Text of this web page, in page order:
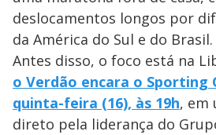
deslocamentos longos por
da América do Sul e do Brasil.
Antes disso, o foco está na
o Verdão encara o Sporting
quinta-feira (16), às 19h, em
direto pela liderança do